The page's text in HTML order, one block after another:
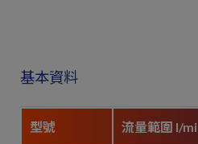
基本資料
型號 流量範圍 l/